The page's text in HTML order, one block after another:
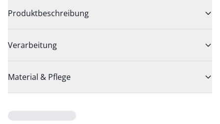
Produktbeschreibung
Verarbeitung
Material & Pflege